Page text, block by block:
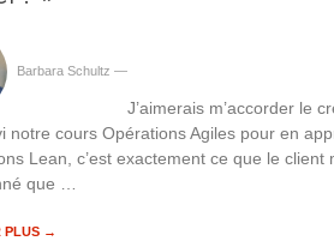
Barbara Schultz —
J’aimerais m’accorder le
notre cours Opérations Agiles pour en
Lean, c’est exactement ce que le
que …
PLUS →